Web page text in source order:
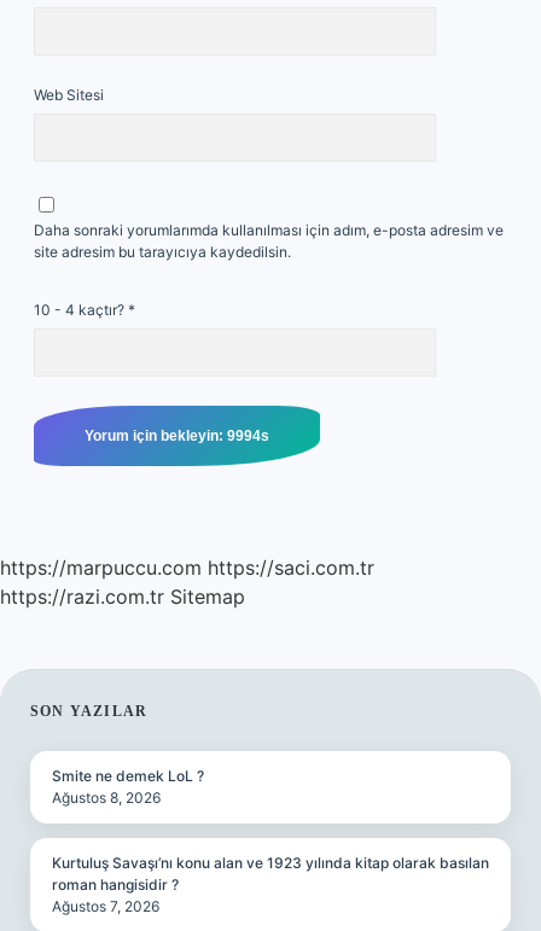
Web Sitesi
Daha sonraki yorumlarımda kullanılması için adım, e-posta adresim ve
site adresim bu tarayıcıya kaydedilsin.
10 - 4 kaçtır? *
https://marpuccu.com https://saci.com.tr
https://razi.com.tr Sitemap
SIDEBAR
SON YAZILAR
Smite ne demek LoL ?
Ağustos 8, 2026
Kurtuluş Savaşı’nı konu alan ve 1923 yılında kitap olarak basılan
roman hangisidir ?
Ağustos 7, 2026